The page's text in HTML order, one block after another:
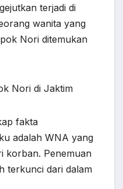
s
s
e
n
r
a
r
e
terjadi di
wanita yang
Nori ditemukan
fakta
adalah WNA yang
korban. Penemuan
terkunci dari dalam